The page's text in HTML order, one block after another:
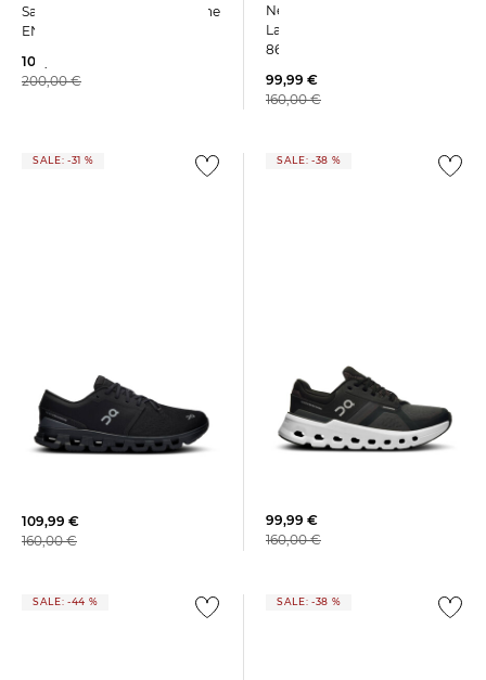
Saucony | Herren Laufschuhe
ENDORPHIN SPEED 5
109,99 €
200,00 €
New Balance | Damen
Laufschuh FRESH FOAM X
860V14
99,99 €
160,00 €
SALE: -31 %
109,99 €
160,00 €
SALE: -38 %
99,99 €
160,00 €
SALE: -44 % SALE: -38 %